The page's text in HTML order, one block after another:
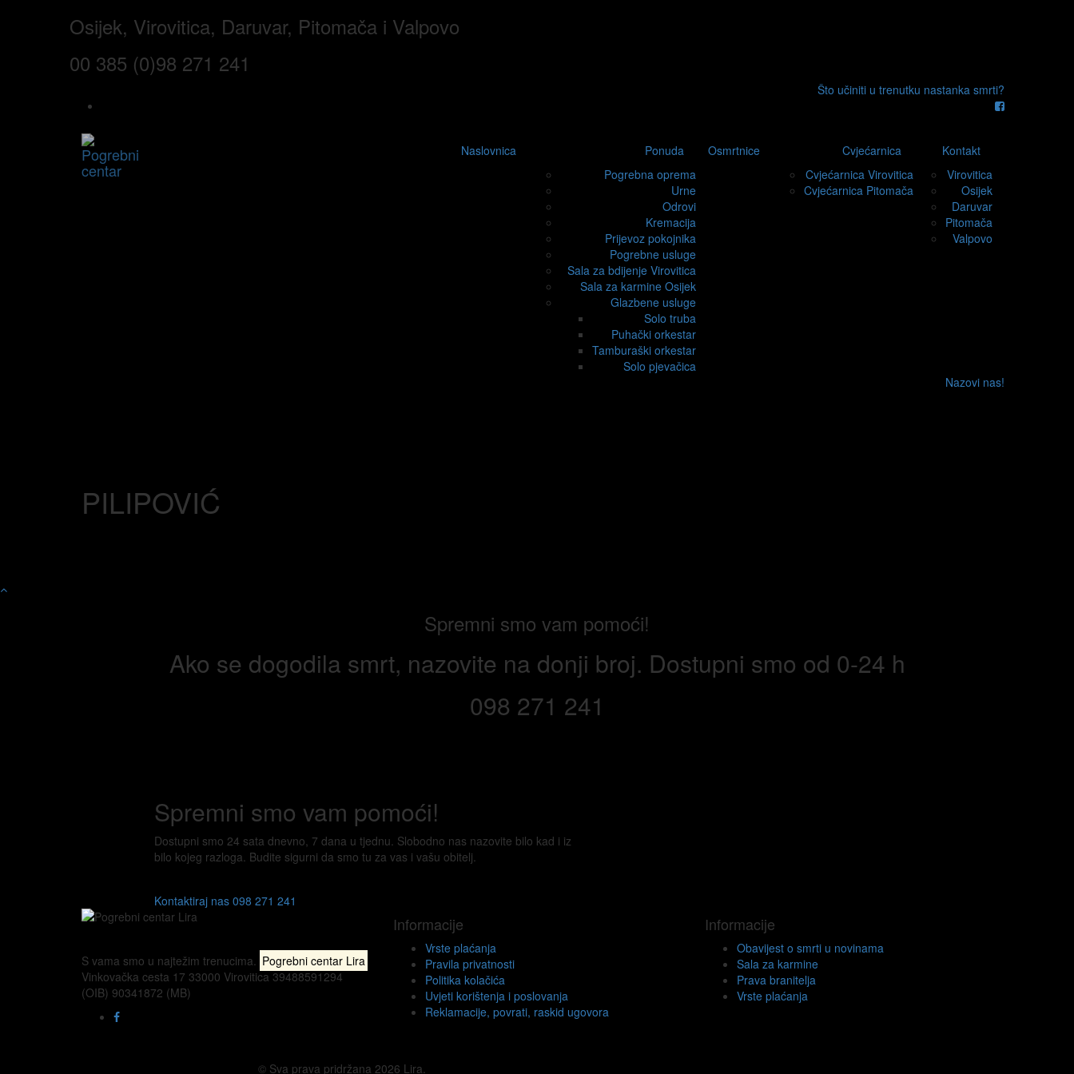
Osijek, Virovitica, Daruvar, Pitomača i Valpovo
00 385 (0)98 271 241
Što učiniti u trenutku nastanka smrti?
Naslovnica
Ponuda
Pogrebna oprema
Urne
Odrovi
Kremacija
Prijevoz pokojnika
Pogrebne usluge
Sala za bdijenje Virovitica
Sala za karmine Osijek
Glazbene usluge
Solo truba
Puhački orkestar
Tamburaški orkestar
Solo pjevačica
Osmrtnice
Cvjećarnica
Cvjećarnica Virovitica
Cvjećarnica Pitomača
Kontakt
Virovitica
Osijek
Daruvar
Pitomača
Valpovo
Nazovi nas!
PILIPOVIĆ
Spremni smo vam pomoći!
Ako se dogodila smrt, nazovite na donji broj. Dostupni smo od 0-24 h
098 271 241
Spremni smo vam pomoći!
Dostupni smo 24 sata dnevno, 7 dana u tjednu. Slobodno nas nazovite bilo kad i iz
bilo kojeg razloga. Budite sigurni da smo tu za vas i vašu obitelj.
Kontaktiraj nas 098 271 241
S vama smo u najtežim trenucima. Pogrebni centar Lira
Vinkovačka cesta 17 33000 Virovitica 39488591294
(OIB) 90341872 (MB)
Informacije
Vrste plaćanja
Pravila privatnosti
Politika kolačića
Uvjeti korištenja i poslovanja
Reklamacije, povrati, raskid ugovora
Informacije
Obavijest o smrti u novinama
Sala za karmine
Prava branitelja
Vrste plaćanja
© Sva prava pridržana 2026 Lira.